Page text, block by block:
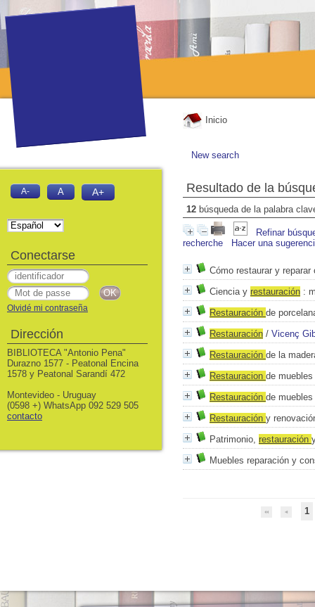
Inicio
New search
Resultado de la
12 búsqueda de la palabra
Refinar
recherche
Hacer una
Cómo restaurar y reparar
Ciencia y restauración :
Restauración de
Restauración / Vicenç
Restauración de la
Restauracion de muebles
Restauración de
Restauración y
Patrimonio, restauración
Muebles reparación y
1
A- A A+
Conectarse
Olvidé mi contraseña
Dirección
BIBLIOTECA "Antonio Pena"
Durazno 1577 - Peatonal Encina
1578 y Peatonal Sarandí 472
Montevideo - Uruguay
(0598 +) WhatsApp 092 529 505
contacto